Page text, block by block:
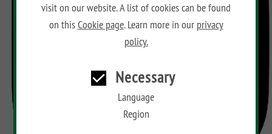
visit on our website. A list of cookies can be found
on thisCookie page. Learn more in our privacy
policy.
Necessary
Language
Region